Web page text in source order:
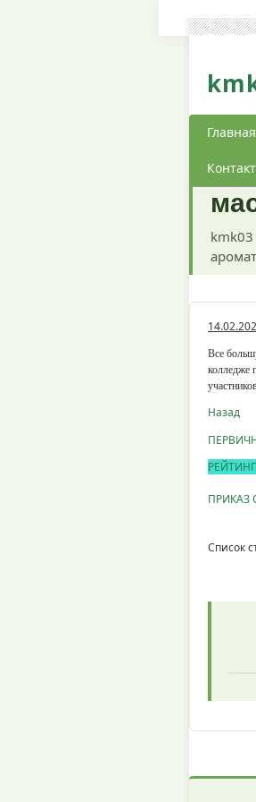
Главная
Все
колледже
Назад
ПРИКАЗ
Список